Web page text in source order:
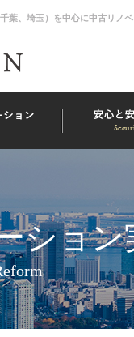
葉、埼玉）を中心に中古リノ
ショ